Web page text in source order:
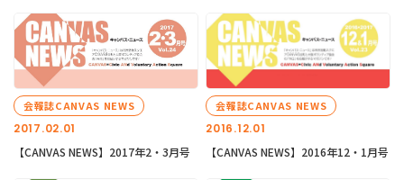
2017.02.01
会報誌CANVAS NEWS
【CANVAS NEWS】2017年2・3月号
2016.12.01
会報誌CANVAS NEWS
【CANVAS NEWS】2016年12・1月号